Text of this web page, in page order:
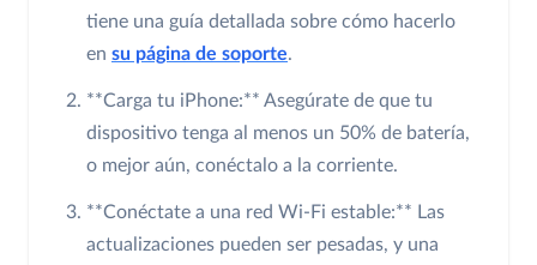
tiene una guía detallada sobre cómo hacerlo
en su página de soporte.
**Carga tu iPhone:** Asegúrate de que tu
dispositivo tenga al menos un 50% de batería,
o mejor aún, conéctalo a la corriente.
**Conéctate a una red Wi-Fi estable:** Las
actualizaciones pueden ser pesadas, y una